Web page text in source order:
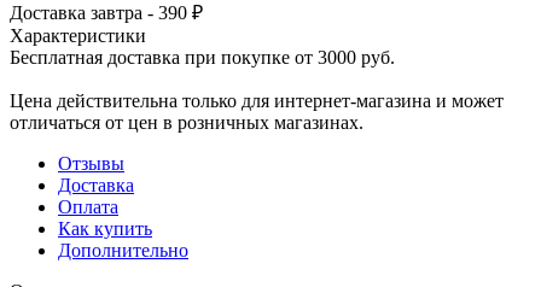
Доставка завтра - 390 ₽
Характеристики
Бесплатная доставка при покупке от 3000 руб.
Цена действительна только для интернет-магазина и может
отличаться от цен в розничных магазинах.
Отзывы
Доставка
Оплата
Как купить
Дополнительно